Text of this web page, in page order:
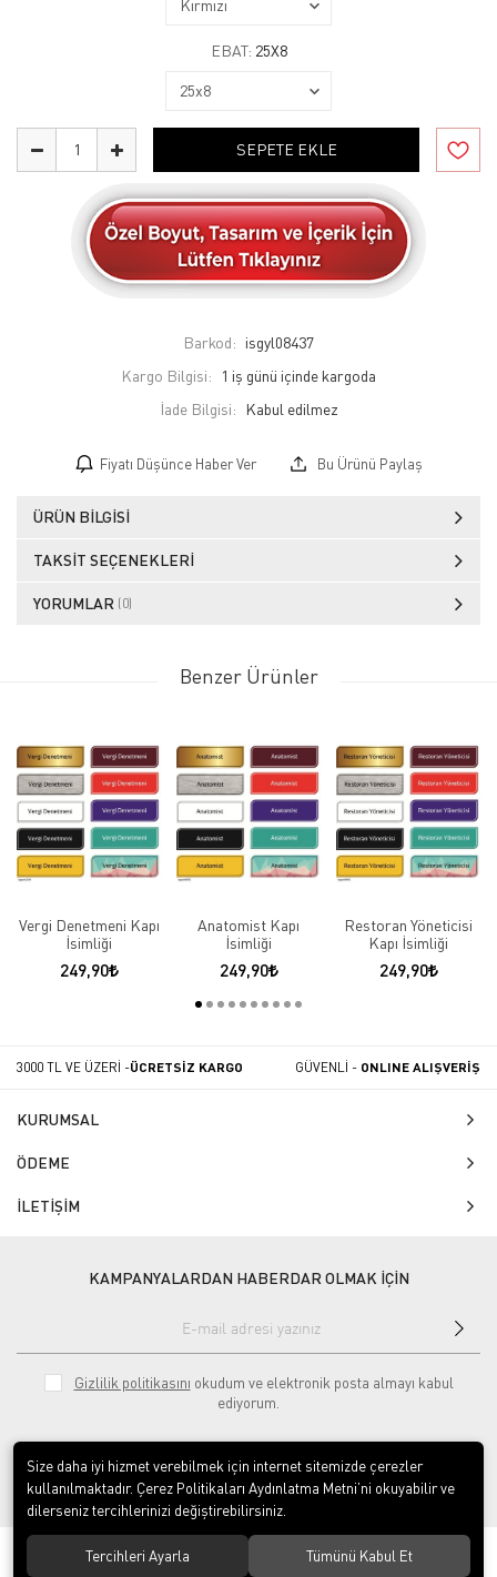
EBAT: 25X8
SEPETE EKLE
Barkod: isgyl08437
Kargo Bilgisi:
1 iş günü içinde kargoda
İade Bilgisi:
Fiyatı Düşünce Haber Ver Bu Ürünü Paylaş
ÜRÜN BILGISI
TAKSIT SEÇENEKLERI
YORUMLAR (0)
Benzer Ürünler
Vergi Denetmeni Kapı
İsimliği
249,90
Anatomist Kapı
İsimliği
249,90
Restoran Yöneticisi
Kapı İsimliği
249,90
3000 TL VE ÜZERİ -ÜCRETSİZ KARGO GÜVENLİ - ONLINE ALIŞVERİŞ
KURUMSAL
ÖDEME
İLETİŞİM
KAMPANYALARDAN HABERDAR OLMAK İÇİN
Gizlilik politikasını okudum ve elektronik posta almayı kabul
ediyorum.
© 2020Isg Tabelam . Tüm hakları saklıdır.
Size daha iyi hizmet verebilmek için internet sitemizde çerezler
kullanılmaktadır. Çerez Politikaları Aydınlatma Metni’ni okuyabilir ve
dilerseniz tercihlerinizi değiştirebilirsiniz.
Tercihleri Ayarla Tümünü Kabul Et